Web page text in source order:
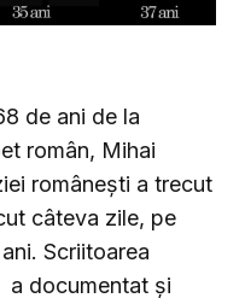
de ani de la
român, Mihai
româneşti a trecut
câteva zile, pe
Scriitoarea
a documentat şi